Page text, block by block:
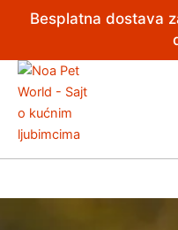
Besplatna dostava